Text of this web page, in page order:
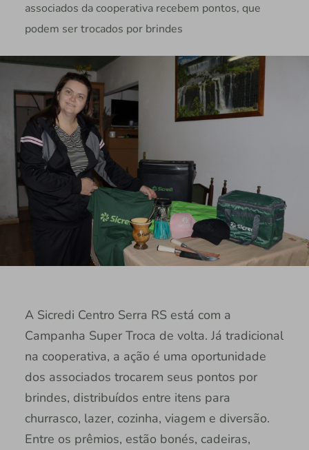
associados da cooperativa recebem pontos, que
podem ser trocados por brindes
A Sicredi Centro Serra RS está com a
Campanha Super Troca de volta. Já tradicional
na cooperativa, a ação é uma oportunidade
dos associados trocarem seus pontos por
brindes, distribuídos entre itens para
churrasco, lazer, cozinha, viagem e diversão.
Entre os prêmios, estão bonés, cadeiras,